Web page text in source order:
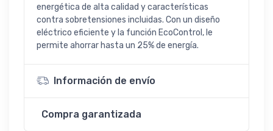
energética de alta calidad y características
contra sobretensiones incluidas. Con un diseño
eléctrico eficiente y la función EcoControl, le
permite ahorrar hasta un 25% de energía.
Información de envío
Compra garantizada